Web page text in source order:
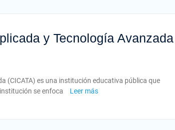
y Tecnología Avanzada
(CICATA) es una institución educativa pública que
se enfoca
Leer más